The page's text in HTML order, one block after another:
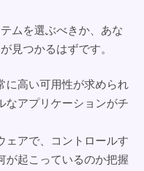
ムを選ぶべきか、あな
見つかるはずです。
に高い可用性が求められ
なアプリケーションがチ
ェアで、コントロールす
が起こっているのか把握